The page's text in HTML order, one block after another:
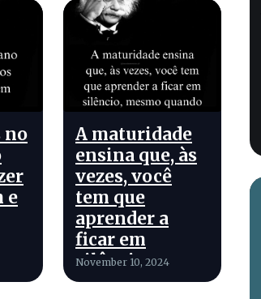
no
e
A maturidade
ensina que, às
vezes, você
tem que
aprender a
ficar em
silêncio,
mesmo quando
November 10, 2024